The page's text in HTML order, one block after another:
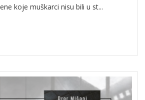
koje muškarci nisu bili u st...